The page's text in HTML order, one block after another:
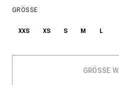
GRÖSSE
XXS XS S M L